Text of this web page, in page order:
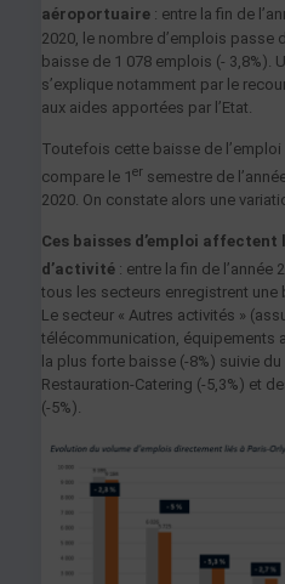
aéroportuaire: entre la fin de
2020, le nombre d’emplois passe
baisse de 1 078 emplois (- 3,8%).
s’explique notamment par le
aux aides apportées par l’Etat.
Toutefois cette baisse de
compare le 1er semestre de
2020. On constate alors une
Ces baisses d’emploi affectent
d’activité: entre la fin de l’année
tous les secteurs enregistrent une
Le secteur « Autres activités »
télécommunication, équipements
la plus forte baisse (-8%) suivie
Restauration-Catering (-5,3%) et
(-5%).